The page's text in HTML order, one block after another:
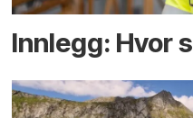
Innlegg: Hvor